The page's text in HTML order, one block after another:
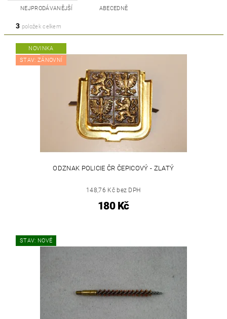
NEJPRODÁVANĚJŠÍ ABECEDNĚ
3 položek celkem
NOVINKA
STAV: ZÁNOVNÍ
ODZNAK POLICIE ČR ČEPICOVÝ - ZLATÝ
148,76 Kč bez DPH
180 Kč
STAV: NOVÉ